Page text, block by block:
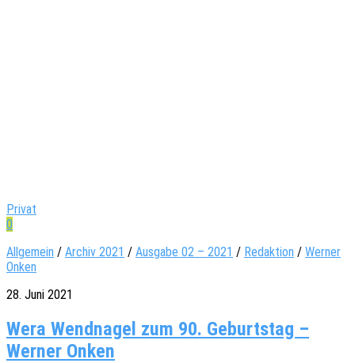
Privat
0
Allgemein / Archiv 2021 / Ausgabe 02 – 2021 / Redaktion / Werner
Onken
28. Juni 2021
Wera Wendnagel zum 90. Geburtstag –
Werner Onken